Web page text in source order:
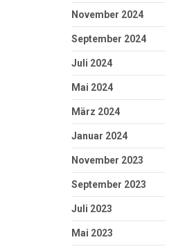
November 2024
September 2024
Juli 2024
Mai 2024
März 2024
Januar 2024
November 2023
September 2023
Juli 2023
Mai 2023